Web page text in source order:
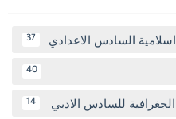
اسلامية السادس الاعدادي 37
40
الجغرافية للسادس الادبي 14